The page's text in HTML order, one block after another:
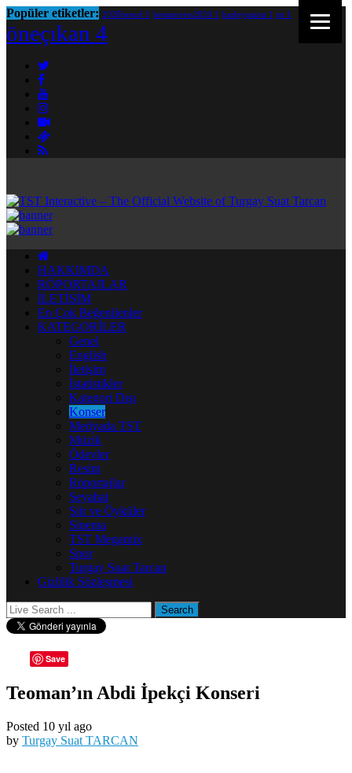
Popüler etiketler: 2020bestof 1 bestmovies2020 1 harleyquinn 1 tst 1
öneçıkan 4
HAKKIMDA
RÖPORTAJLAR
İLETİŞİM
En Çok Beğenilenler
KATEGORİLER
Genel
English
İletişim
İstatistikler
Kategori Dışı
Konser
Medyada TST
Müzik
Ödevler
Resim
Röportajlar
Seyahat
Şiir ve Öyküler
Sinema
TST Megamix
Spor
Turgay Suat Tarcan
Gizlilik Sözleşmesi
Save
Teoman’ın Abdi İpekçi Konseri
Posted 10 yıl ago
by Turgay Suat TARCAN